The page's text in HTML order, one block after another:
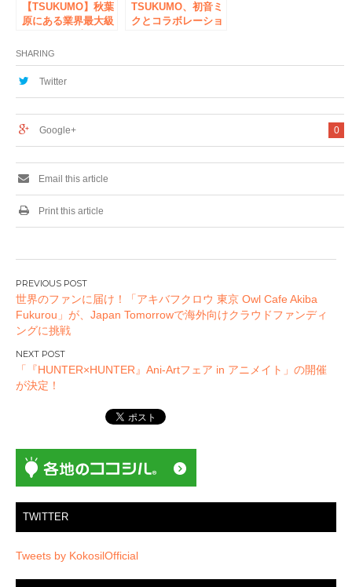
【TSUKUMO】秋葉
原にある業界最大級
ョップ「TSUKUMO
eX.」24周年感謝
SALEを開催
TSUKUMO、初音ミ
クとコラボレーショ
器6商品を2020年7月
SHARING
Twitter
0
Google+
Email this article
Print this article
投
稿
ナ
ビ
ゲ
ー
ン
世界のファンに届け！「アキバフクロウ 東京 Owl Cafe Akiba
Fukurou」が、Japan Tomorrowで海外向けクラウドファンディ
ングに挑戦
「『HUNTER×HUNTER』Ani-Artフェア in アニメイト」の開催
が決定！
TWITTER
Tweets by KokosilOfficial